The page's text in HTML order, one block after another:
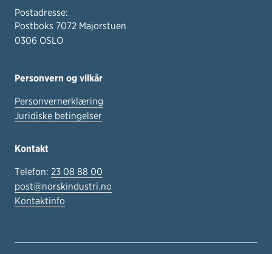
Postadresse:
Postboks 7072 Majorstuen
0306 OSLO
Personvern og vilkår
Personvernerklæring
Juridiske betingelser
Kontakt
Telefon: 23 08 88 00
post@norskindustri.no
Kontaktinfo